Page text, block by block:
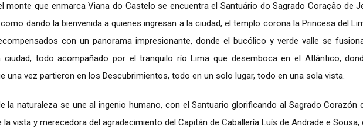
monte que enmarca Viana do Castelo se encuentra el Santuário do Sagrado Coração de
dando la bienvenida a quienes ingresan a la ciudad, el templo corona la Princesa del
con un panorama impresionante, donde el bucólico y verde valle se
ciudad, todo acompañado por el tranquilo río Lima que desemboca en el Atlántico,
una vez partieron en los Descubrimientos, todo en un solo lugar, todo en una sola vista.
la naturaleza se une al ingenio humano, con el Santuario glorificando al Sagrado Corazón
vista y merecedora del agradecimiento del Capitán de Caballería Luís de Andrade e